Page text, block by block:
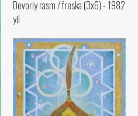
Devoriy rasm / freska (3x6) - 1982
yil